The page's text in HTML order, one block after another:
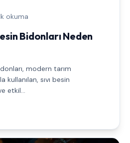
okuma
Bidonları Neden
modern tarım
kullanılan, sıvı besin
etkil...